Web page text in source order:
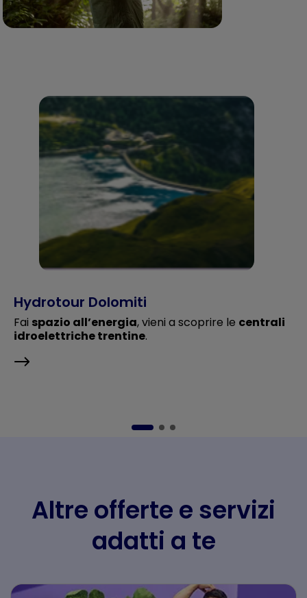
Hydrotour Dolomiti
Fai spazio all’energia, vieni a scoprire le centrali
idroelettriche trentine.
Altre offerte e servizi
adatti a te